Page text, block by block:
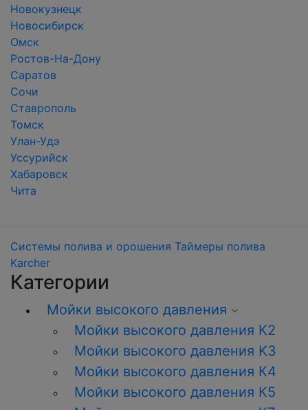
Новокузнецк
Новосибирск
Омск
Ростов-На-Дону
Саратов
Сочи
Ставрополь
Томск
Улан-Удэ
Уссурийск
Хабаровск
Чита
Системы полива и орошения Таймеры полива
Karcher
Категории
Мойки высокого давления
Мойки высокого давления К2
Мойки высокого давления K3
Мойки высокого давления К4
Мойки высокого давления К5